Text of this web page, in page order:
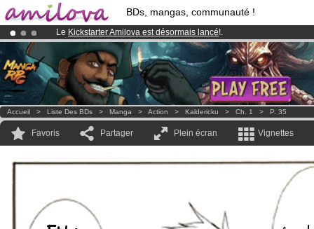
BDs, mangas, communauté !
Le Kickstarter Amilova est désormais lancé!.
Abonnement premium: à partir de3.95 eurospar mois !Clique ici
Déjà 100000membreset 1000BDs & Mangas!
Accueil > Liste Des BDs > Manga > Action > Kaldericku > Ch. 1 > P. 35
Favoris Partager Plein écran Vignettes